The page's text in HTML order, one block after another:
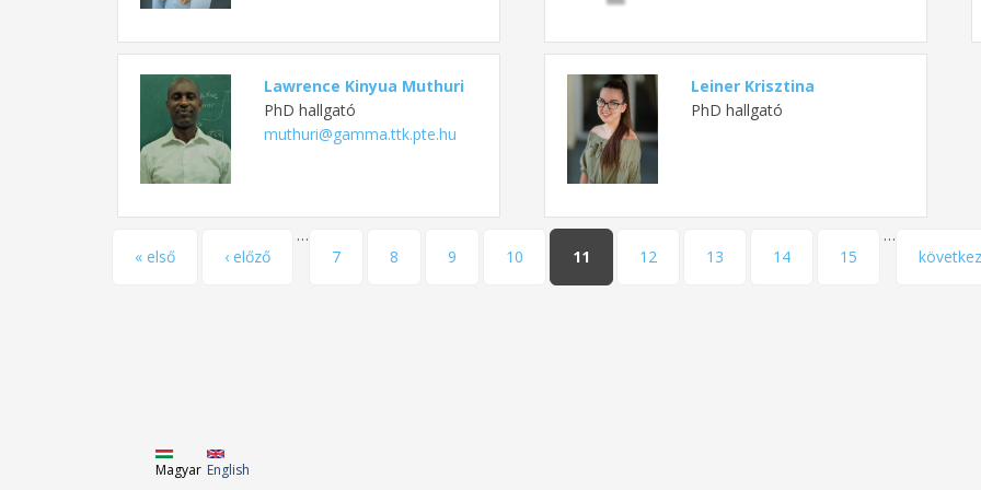
Lawrence Kinyua Muthuri
PhD hallgató
muthuri@gamma.ttk.pte.hu
Leiner Krisztina
PhD hallgató
Oldalak
« első ‹ előző
…
7
8 9 10 11 12 13 14 15
…
Magyar English